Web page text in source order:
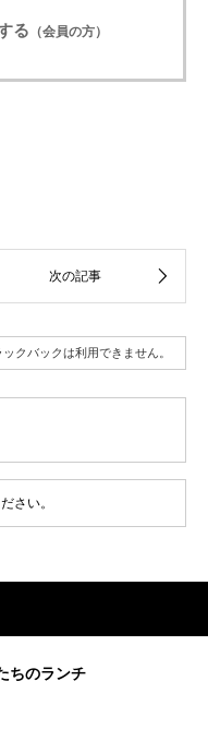
る （会員の方）
ックバックは利用できません。
さい。
ちのランチ